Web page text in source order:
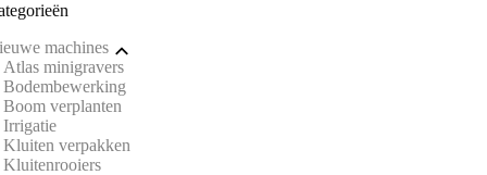
machines
Atlas minigravers
Bodembewerking
Boom verplanten
Irrigatie
Kluiten verpakken
Kluitenrooiers